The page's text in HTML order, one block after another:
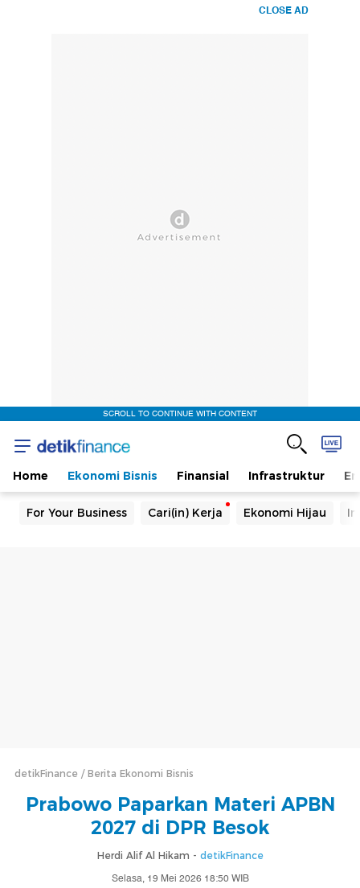
CLOSE AD
SCROLL TO CONTINUE WITH CONTENT
Home Ekonomi Bisnis Finansial Infrastruktur
For Your Business Cari(in) Kerja Ekonomi Hijau
detikFinance Berita Ekonomi Bisnis
Prabowo Paparkan Materi APBN
2027 di DPR Besok
Herdi Alif Al Hikam - detikFinance
Selasa, 19 Mei 2026 18:50 WIB